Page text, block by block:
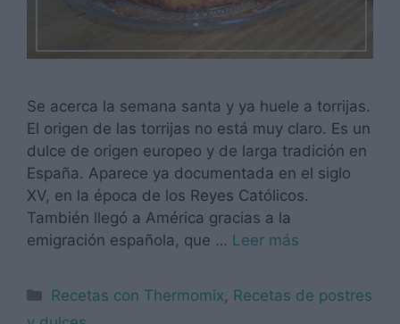
Se acerca la semana santa y ya huele a torrijas.
El origen de las torrijas no está muy claro. Es un
dulce de origen europeo y de larga tradición en
España. Aparece ya documentada en el siglo
XV, en la época de los Reyes Católicos.
También llegó a América gracias a la
emigración española, que … Leer más
Categorías
Recetas con Thermomix, Recetas de postres